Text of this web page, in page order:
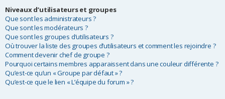
Niveaux d’utilisateurs et groupes
Que sont les administrateurs ?
Que sont les modérateurs ?
Que sont les groupes d’utilisateurs ?
Où trouver la liste des groupes d’utilisateurs et comment les rejoindre ?
Comment devenir chef de groupe ?
Pourquoi certains membres apparaissent dans une couleur différente ?
Qu’est-ce qu’un « Groupe par défaut » ?
Qu’est-ce que le lien « L’équipe du forum » ?